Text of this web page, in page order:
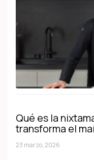
Qué es la
transforma el
23 marzo, 2026